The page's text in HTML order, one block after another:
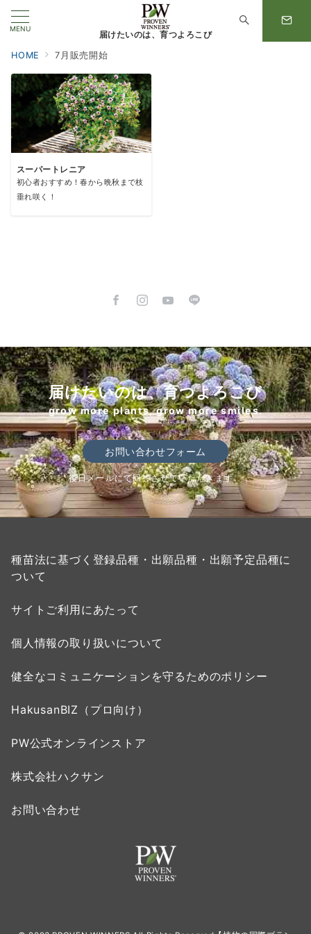
MENU
届けたいのは、育つよろこび
HOME 7月販売開始
スーパートレニア
初心者おすすめ！春から晩秋まで枝
垂れ咲く！
届けたいのは、育つよろこび
grow more plants, grow more smiles.
お問い合わせフォーム
後日メールにて回答させていただきます。
種苗法に基づく登録品種・出願品種・出願予定品種に
ついて
サイトご利用にあたって
個人情報の取り扱いについて
健全なコミュニケーションを守るためのポリシー
HakusanBIZ（プロ向け）
PW公式オンラインストア
株式会社ハクサン
お問い合わせ